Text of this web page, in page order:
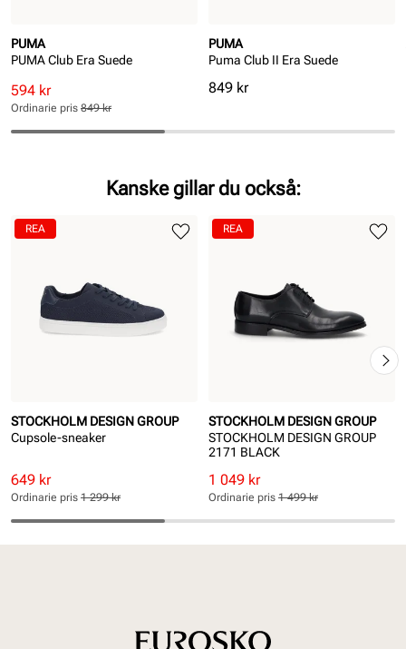
PUMA
PUMA Club Era Suede
Rabatterat
pris
Pris
594 kr
Ordinarie
pris
Pris
Ordinarie pris 849 kr
PUMA
Puma Club II Era Suede
Pris
849 kr
Kanske gillar du också:
STOCKHOLM DESIGN GROUP
Cupsole-sneaker
Rabatterat
pris
Pris
649 kr
Ordinarie
pris
Pris
Ordinarie pris 1 299 kr
REA
STOCKHOLM DESIGN GROUP
STOCKHOLM DESIGN GROUP
2171 BLACK
Rabatterat
pris
Pris
1 049 kr
Ordinarie
pris
Pris
Ordinarie pris 1 499 kr
REA